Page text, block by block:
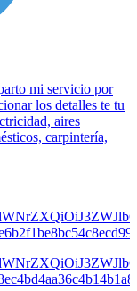
mi servicio por
los detalles te tu
aires
carpintería,